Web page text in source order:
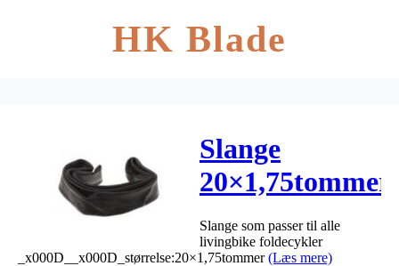
HK Blade
Slange
20×1,75tommer
Slange som passer til alle
livingbike foldecykler
_x000D__x000D_størrelse:20×1,75tommer(Læs mere)